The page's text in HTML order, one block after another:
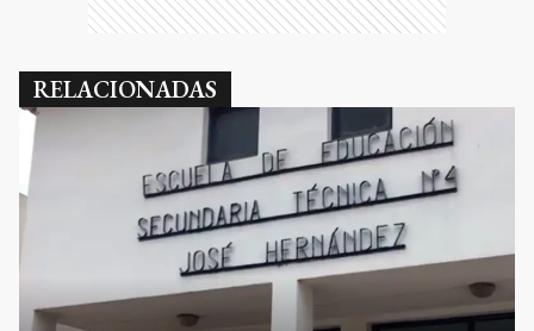
RELACIONADAS